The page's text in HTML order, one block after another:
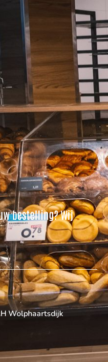
bestelling? Wij
Wolphaartsdijk